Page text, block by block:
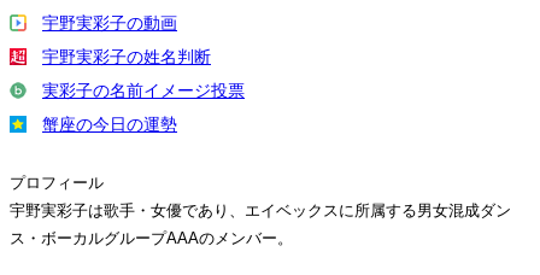
宇野実彩子の動画
宇野実彩子の姓名判断
実彩子の名前イメージ投票
蟹座の今日の運勢
プロフィール
宇野実彩子は歌手・女優であり、エイベックスに所属する男女混成ダン
ス・ボーカルグループAAAのメンバー。